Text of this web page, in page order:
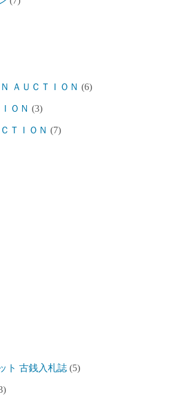
ＡＵＣＴＩＯＮ (6)
ＯＮ (3)
ＴＩＯＮ (7)
ト 古銭入札誌 (5)